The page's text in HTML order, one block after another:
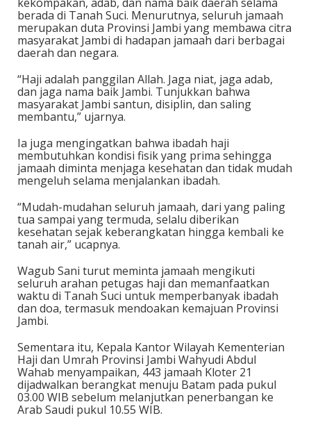
berada di Tanah Suci. Menurutnya, seluruh jamaah
merupakan duta Provinsi Jambi yang membawa citra
masyarakat Jambi di hadapan jamaah dari berbagai
daerah dan negara.
“Haji adalah panggilan Allah. Jaga niat, jaga adab,
dan jaga nama baik Jambi. Tunjukkan bahwa
masyarakat Jambi santun, disiplin, dan saling
membantu,” ujarnya.
Ia juga mengingatkan bahwa ibadah haji
membutuhkan kondisi fisik yang prima sehingga
jamaah diminta menjaga kesehatan dan tidak mudah
mengeluh selama menjalankan ibadah.
“Mudah-mudahan seluruh jamaah, dari yang paling
tua sampai yang termuda, selalu diberikan
kesehatan sejak keberangkatan hingga kembali ke
tanah air,” ucapnya.
Wagub Sani turut meminta jamaah mengikuti
seluruh arahan petugas haji dan memanfaatkan
waktu di Tanah Suci untuk memperbanyak ibadah
dan doa, termasuk mendoakan kemajuan Provinsi
Jambi.
Sementara itu, Kepala Kantor Wilayah Kementerian
Haji dan Umrah Provinsi Jambi Wahyudi Abdul
Wahab menyampaikan, 443 jamaah Kloter 21
dijadwalkan berangkat menuju Batam pada pukul
03.00 WIB sebelum melanjutkan penerbangan ke
Arab Saudi pukul 10.55 WIB.